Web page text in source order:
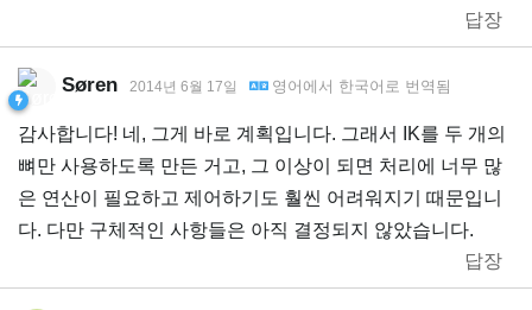
답장
Søren 2014년 6월 17일 영어 에서 한국어 로 번역됨
감사합니다! 네, 그게 바로 계획입니다. 그래서 IK를 두 개의
뼈만 사용하도록 만든 거고, 그 이상이 되면 처리에 너무 많
은 연산이 필요하고 제어하기도 훨씬 어려워지기 때문입니
다. 다만 구체적인 사항들은 아직 결정되지 않았습니다.
답장